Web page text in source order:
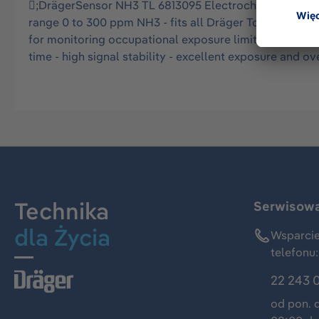
;DrägerSensor NH3 TL 6813095 Electrochemcial
range 0 to 300 ppm NH3 - fits all Dräger Tox-
for monitoring occupational exposure limits (OEL) -
time - high signal stability - excellent exposure and
Technika
dla Życia
telefonu:
22 243
od pon.